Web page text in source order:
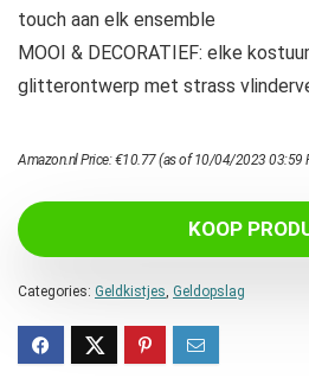
touch aan elk ensemble
MOOI & DECORATIEF: elke
glitterontwerp met strass
Amazon.nl Price:€10.77(as of 10/04/2023 03:59
KOOP
Categories: Geldkistjes, Geldopslag